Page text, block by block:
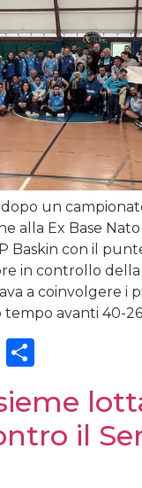
un
alla Ex Base
Baskin con il
in controllo
a coinvolgere i
avanti 40-
Email
il